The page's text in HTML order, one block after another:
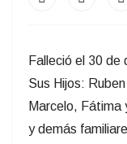
Falleció el 30
Sus Hijos:
Marcelo, Fátima
y demás